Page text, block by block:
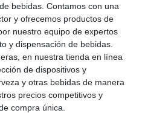
bebidas. Contamos con una
y ofrecemos productos de
nuestro equipo de expertos
y dispensación de bebidas.
en nuestra tienda en línea
de dispositivos y
y otras bebidas de manera
precios competitivos y
compra única.